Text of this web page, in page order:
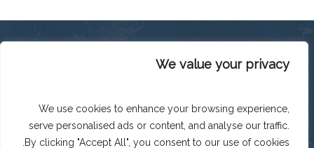
We value your privacy
We use cookies to enhance your browsing experience,
serve personalised ads or content, and analyse our traffic.
By clicking "Accept All", you consent to our use of cookies.
Mediterranean Sea Basin Programme with a total financing of
total budget EUR 2.242.131,50.
The contents of this platform are the sole responsibility of
Legacoop Agroalimentare and can under no circumstances